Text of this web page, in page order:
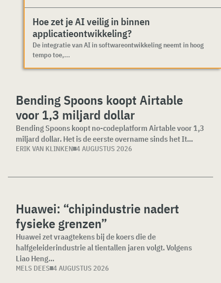
Hoe zet je AI veilig in binnen
applicatieontwikkeling?
De integratie van AI in softwareontwikkeling neemt in hoog
tempo toe,...
Bending Spoons koopt Airtable
voor 1,3 miljard dollar
Bending Spoons koopt no-codeplatform Airtable voor 1,3
miljard dollar. Het is de eerste overname sinds het It...
ERIK VAN KLINKEN 4 AUGUSTUS 2026
Huawei: “chipindustrie nadert
fysieke grenzen”
Huawei zet vraagtekens bij de koers die de
halfgeleiderindustrie al tientallen jaren volgt. Volgens
Liao Heng...
MELS DEES 4 AUGUSTUS 2026